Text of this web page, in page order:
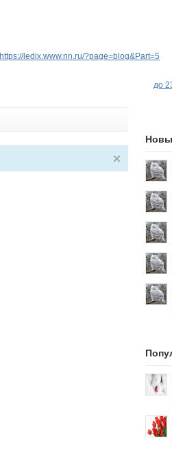
https://ledix.www.nn.ru/?page=blog&Part=5
до